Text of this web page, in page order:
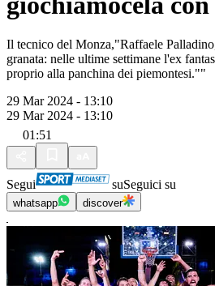
Il tecnico del Monza,"Raffaele
granata: nelle ultime settimane l'ex
proprio alla panchina dei piemontesi.""
29 Mar 2024 - 13:10
29 Mar 2024 - 13:10
01:51
Segui suSeguici su
whatsapp discover